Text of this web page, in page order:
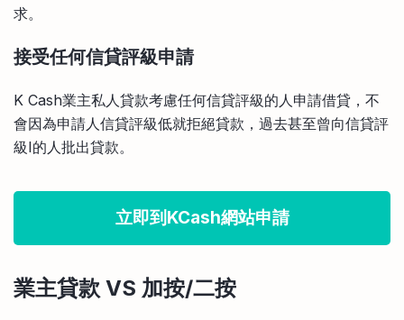
求。
接受任何信貸評級申請
K Cash業主私人貸款考慮任何信貸評級的人申請借貸，不
會因為申請人信貸評級低就拒絕貸款，過去甚至曾向信貸評
級I的人批出貸款。
立即到KCash網站申請
業主貸款 VS 加按/二按